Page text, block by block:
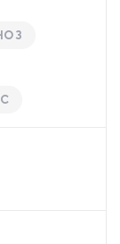
3